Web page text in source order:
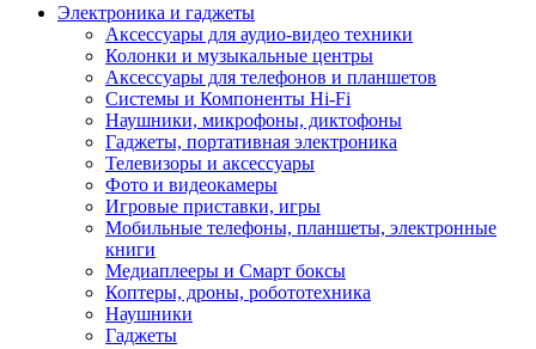
Электроника и гаджеты
Аксессуары для аудио-видео техники
Колонки и музыкальные центры
Аксессуары для телефонов и планшетов
Системы и Компоненты Hi-Fi
Наушники, микрофоны, диктофоны
Гаджеты, портативная электроника
Телевизоры и аксессуары
Фото и видеокамеры
Игровые приставки, игры
Мобильные телефоны, планшеты, электронные
книги
Медиаплееры и Смарт боксы
Коптеры, дроны, робототехника
Наушники
Гаджеты